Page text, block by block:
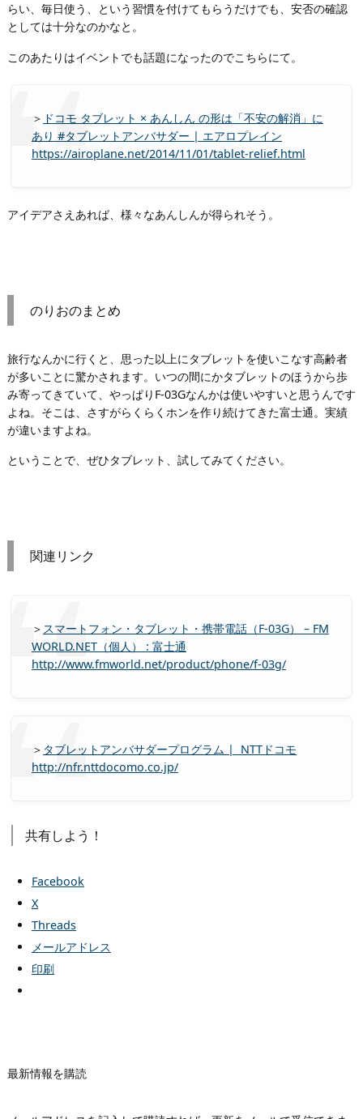
らい、毎日使う、という習慣を付けてもらうだけでも、安否の確認
としては十分なのかなと。
このあたりはイベントでも話題になったのでこちらにて。
＞ ドコモ タブレット × あんしん の形は「不安の解消」に
あり #タブレットアンバサダー | エアロプレイン
https://airoplane.net/2014/11/01/tablet-relief.html
アイデアさえあれば、様々なあんしんが得られそう。
のりおのまとめ
旅行なんかに行くと、思った以上にタブレットを使いこなす高齢者
が多いことに驚かされます。いつの間にかタブレットのほうから歩
み寄ってきていて、やっぱりF-03Gなんかは使いやすいと思うんです
よね。そこは、さすがらくらくホンを作り続けてきた富士通。実績
が違いますよね。
ということで、ぜひタブレット、試してみてください。
関連リンク
＞ スマートフォン・タブレット・携帯電話（F-03G） – FM
WORLD.NET（個人） : 富士通
http://www.fmworld.net/product/phone/f-03g/
＞ タブレットアンバサダープログラム | NTTドコモ
http://nfr.nttdocomo.co.jp/
共有しよう！
Facebook
X
Threads
メールアドレス
印刷
最新情報を購読